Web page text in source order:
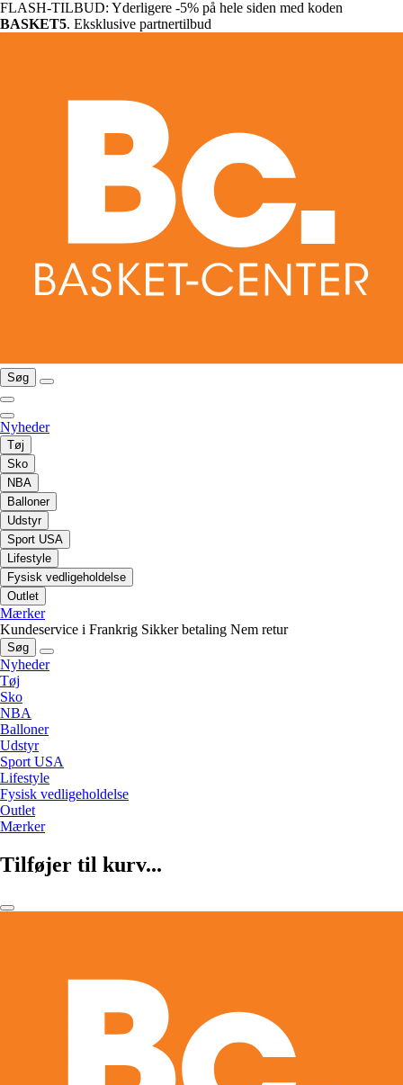
FLASH-TILBUD: Yderligere -5% på hele siden med koden
BASKET5. Eksklusive partnertilbud
Søg
Nyheder
Tøj
Sko
NBA
Balloner
Udstyr
Sport USA
Lifestyle
Fysisk vedligeholdelse
Outlet
Mærker
Kundeservice i Frankrig Sikker betaling Nem retur
Søg
Nyheder
Tøj
Sko
NBA
Balloner
Udstyr
Sport USA
Lifestyle
Fysisk vedligeholdelse
Outlet
Mærker
Tilføjer til kurv...